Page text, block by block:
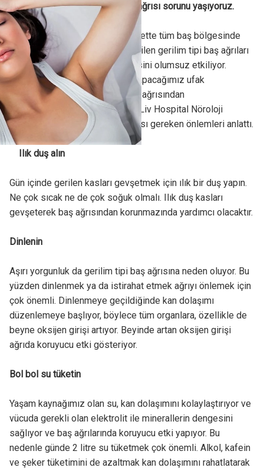
davranışlardan çoğumuz baş ağrısı sorunu yaşıyoruz.
Genellikle hafif veya orta şiddette tüm baş bölgesinde
ağırlık, gerginlik olarak hissedilen gerilim tipi baş ağrıları
pek çoğumuzun yaşam kalitesini olumsuz etkiliyor.
Aslında günlük hayatımızda yapacağımız ufak
değişikliklerle gerilim tipi baş ağrısından
korunabileceğimizi söyleyen Liv Hospital Nöroloji
Uzmanı Dr. Aylin Yavuz alınması gereken önlemleri anlattı.
Ilık duş alın
Gün içinde gerilen kasları gevşetmek için ılık bir duş yapın.
Ne çok sıcak ne de çok soğuk olmalı. Ilık duş kasları
gevşeterek baş ağrısından korunmazında yardımcı olacaktır.
Dinlenin
Aşırı yorgunluk da gerilim tipi baş ağrısına neden oluyor. Bu
yüzden dinlenmek ya da istirahat etmek ağrıyı önlemek için
çok önemli. Dinlenmeye geçildiğinde kan dolaşımı
düzenlemeye başlıyor, böylece tüm organlara, özellikle de
beyne oksijen girişi artıyor. Beyinde artan oksijen girişi
ağrıda koruyucu etki gösteriyor.
Bol bol su tüketin
Yaşam kaynağımız olan su, kan dolaşımını kolaylaştırıyor ve
vücuda gerekli olan elektrolit ile minerallerin dengesini
sağlıyor ve baş ağrılarında koruyucu etki yapıyor. Bu
nedenle günde 2 litre su tüketmek çok önemli. Alkol, kafein
ve şeker tüketimini de azaltmak kan dolaşımını rahatlatarak